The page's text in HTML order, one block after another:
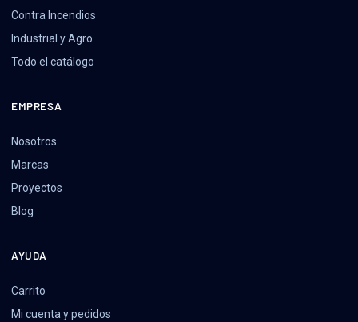
Contra Incendios
Industrial y Agro
Todo el catálogo
EMPRESA
Nosotros
Marcas
Proyectos
Blog
AYUDA
Carrito
Mi cuenta y pedidos